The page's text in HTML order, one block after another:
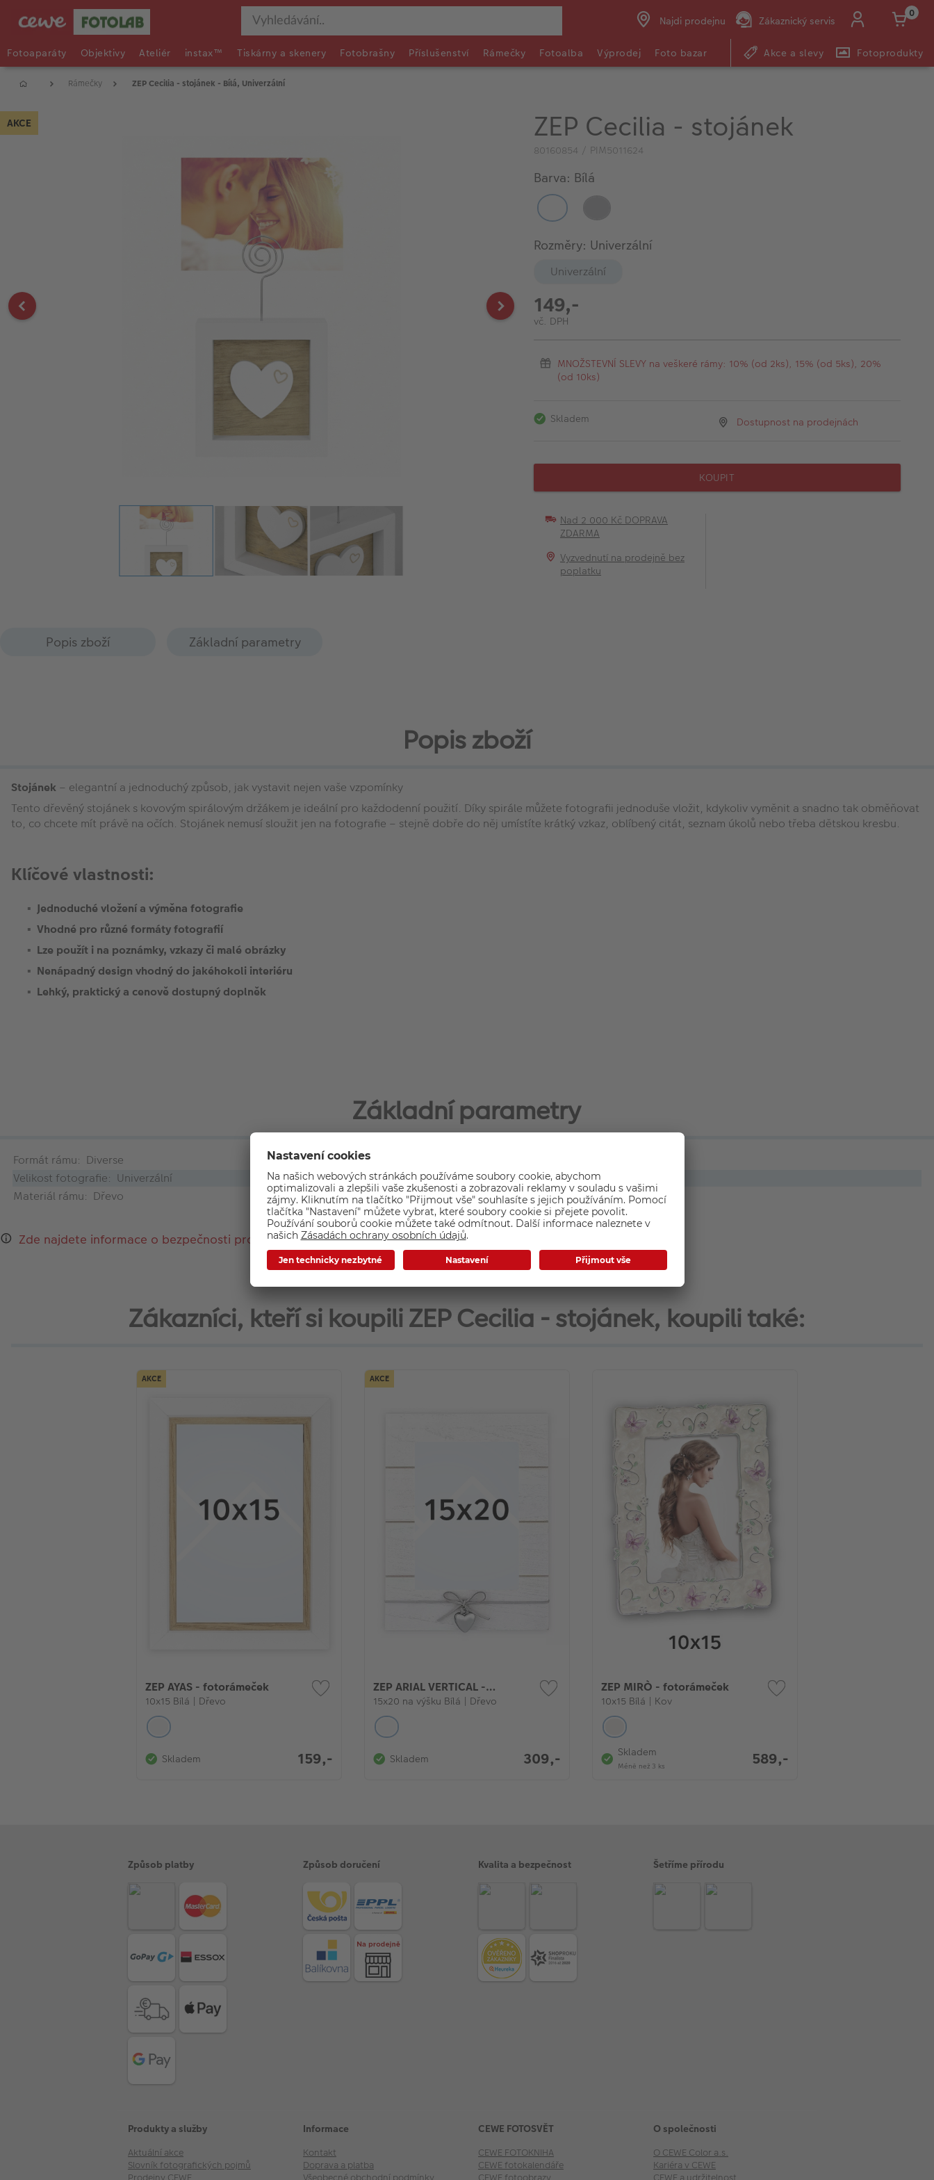
Najdi prodejnu Zákaznický servis
0
Fotoaparáty Objektivy Ateliér instax™ Tiskárny a skenery Fotobrašny Příslušenství Rámečky Fotoalba Výprodej Foto bazar Akce a slevy Fotoprodukty
Rámečky ZEP Cecilia - stojánek - Bílá, Univerzální
AKCE ZEP Cecilia - stojánek
80160854 / PIM5011624
Barva: Bílá
Rozměry: Univerzální
Univerzální
149,-
vč. DPH
MNOŽSTEVNÍ SLEVY na veškeré rámy: 10% (od 2ks), 15% (od 5ks), 20%
(od 10ks)
Skladem Dostupnost na prodejnách
KOUPIT
Nad 2 000 Kč DOPRAVA
ZDARMA
Vyzvednutí na prodejně bez
poplatku
Popis zboží Základní parametry
Popis zboží
Stojánek – elegantní a jednoduchý způsob, jak vystavit nejen vaše vzpomínky
Tento dřevěný stojánek s kovovým spirálovým držákem je ideální pro každodenní použití. Díky spirále můžete fotografii jednoduše vložit, kdykoliv vyměnit a snadno tak obměňovat
to, co chcete mít právě na očích. Stojánek nemusí sloužit jen na fotografie – stejně dobře do něj umístíte krátký vzkaz, oblíbený citát, seznam úkolů nebo třeba dětskou kresbu.
Klíčové vlastnosti:
Jednoduché vložení a výměna fotografie
Vhodné pro různé formáty fotografií
Lze použít i na poznámky, vzkazy či malé obrázky
Nenápadný design vhodný do jakéhokoli interiéru
Lehký, praktický a cenově dostupný doplněk
Základní parametry
Formát rámu: Diverse
Velikost fotografie: Univerzální
Značka: ZEP
Materiál rámu: Dřevo
Barva rámu: Bílá
Zde najdete informace o bezpečnosti produktu a kontakty na výrobce
Zákazníci, kteří si koupili ZEP Cecilia - stojánek, koupili také:
AKCE
ZEP AYAS - fotorámeček
10x15 Bílá | Dřevo
Skladem 159,-
AKCE
ZEP ARIAL VERTICAL -
fotorámeček
15x20 na výšku Bílá | Dřevo
Skladem 309,-
ZEP MIRÒ - fotorámeček
10x15 Bílá | Kov
Skladem
Méně než 3 ks 589,-
Způsob platby Způsob doručení Kvalita a bezpečnost Šetříme přírodu
Produkty a služby
Aktuální akce
Slovník fotografických pojmů
Informace
Kontakt
Doprava a platba
CEWE FOTOSVĚT
CEWE FOTOKNIHA
CEWE fotokalendáře
O společnosti
O CEWE Color a.s.
Kariéra v CEWE